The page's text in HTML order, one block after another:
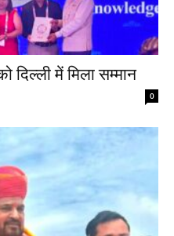
दिल्ली में मिला सम्मान
0